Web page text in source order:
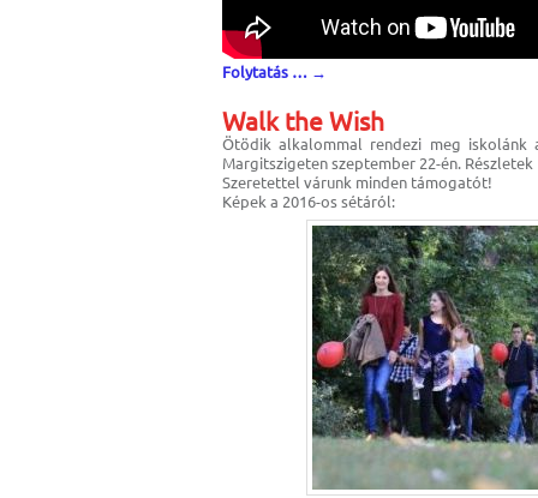
Folytatás … →
Walk the Wish
Ötödik alkalommal rendezi meg iskolánk
Margitszigeten szeptember 22-én. Részletek
Szeretettel várunk minden támogatót!
Képek a 2016-os sétáról: